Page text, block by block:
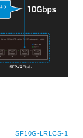
SF10G-LRLCS-10